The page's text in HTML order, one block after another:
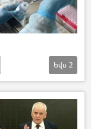
Հիվանդությունների վերահսկման և կանխարգելման ազգային կենտրոն
Եվս 2